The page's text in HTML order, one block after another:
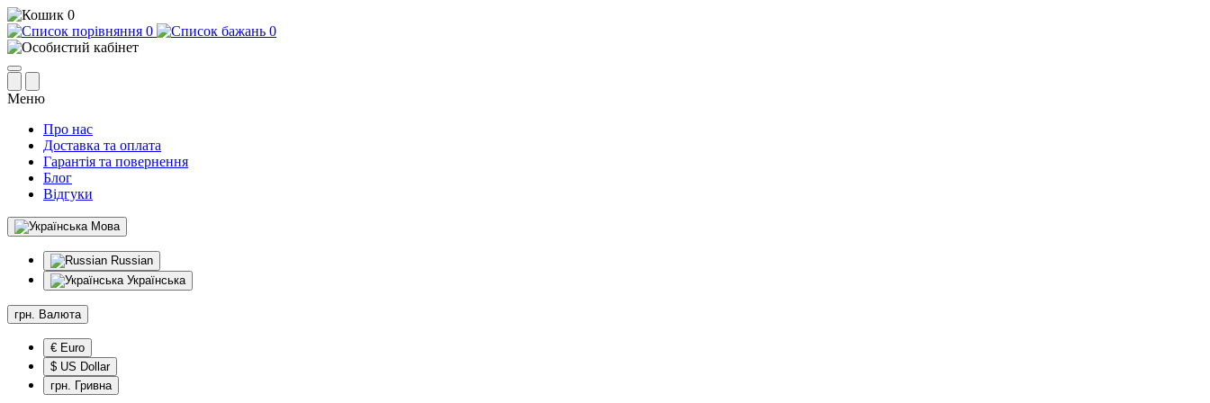
0
0
0
Меню
Про нас
Доставка та оплата
Гарантія та повернення
Блог
Відгуки
Мова
Russian
Українська
грн. Валюта
€ Euro
$ US Dollar
грн. Гривна